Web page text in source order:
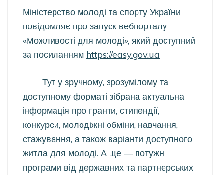
Міністерство молоді та спорту України
повідомляє про запуск вебпорталу
«Можливості для молоді», який доступний
за посиланням https://easy.gov.ua
Тут у зручному, зрозумілому та
доступному форматі зібрана актуальна
інформація про гранти, стипендії,
конкурси, молодіжні обміни, навчання,
стажування, а також варіанти доступного
житла для молоді. А ще — потужні
програми від державних та партнерських